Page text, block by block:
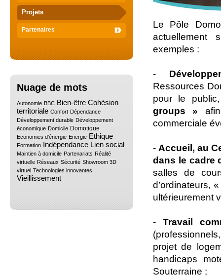
Projets
Partenaires
Nuage de mots
7/39
Autonomie
1/39 BBC
0/39 Bien-être
0/39
Cohésion
territoriale
1/39 Confort
2/39 Dépendance
1/39
Développement durable
1/39
Développement
économique
1/39 Domicile
10/39 Domotique
2/39
Economies d’énergie
1/39 Energie
0/39 Ethique
1/39
Formation
0/39 Indépendance
0/39 Lien social
2/39
Maintien à domicile
1/39 Partenariats
1/39
Réalité
virtuelle
1/39 Réseaux
1/39 Sécurité
1/39
Showroom 3D
virtuel
4/39 Technologies innovantes
0/39
Vieillissement
Le Pôle
actuellement
exemples :
-
Ressources
pour le
groups »
commerciale
- Accueil, au
dans le cadre
salles de
d’ordinateurs,
ultérieurement
- Travail
projet de
handicaps
Souterraine ;